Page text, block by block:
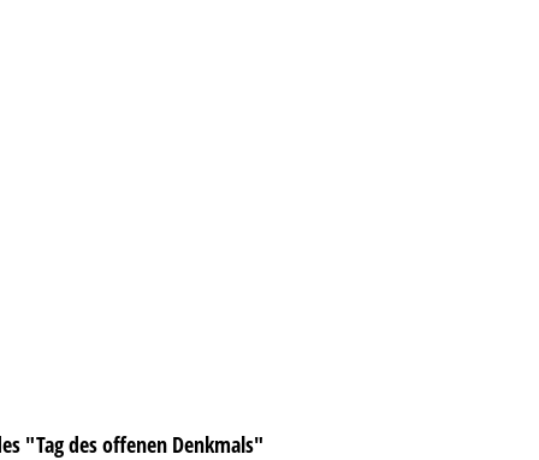
"Tag des offenen Denkmals"